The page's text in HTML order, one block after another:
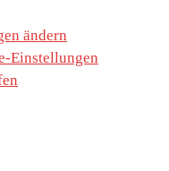
ändern
Einstellungen
…